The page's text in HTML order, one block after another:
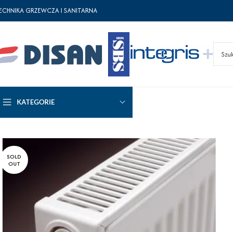
GRZEWCZA I SANITARNA
KATEGORIE
SOLD
OUT